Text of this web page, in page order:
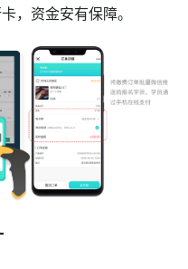
，资金安有保障。